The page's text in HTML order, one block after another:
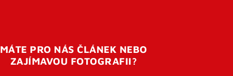
MÁTE PRO NÁS ČLÁNEK NEBO
ZAJÍMAVOU FOTOGRAFII?